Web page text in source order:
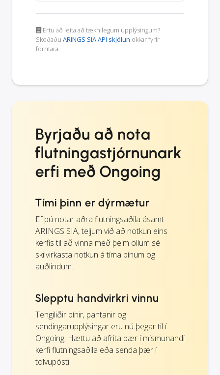
Ertu að leita að tæknilegum upplýsingum?
Skoðaðu ARINGS SIA API skjölun okkar fyrir
forritara.
Byrjaðu að nota
flutningastjórnunark
erfi með Ongoing
Tími þinn er dýrmætur
Ef þú notar aðra flutningsaðila ásamt
ARINGS SIA, teljum við að notkun eins
kerfis til að vinna með þeim öllum sé
skilvirkasta notkun á tíma þínum og
auðlindum.
Slepptu handvirkri vinnu
Tengiliðir þínir, pantanir og
sendingarupplýsingar eru nú þegar til í
Ongoing. Hættu að afrita þær í mismunandi
kerfi flutningsaðila eða senda þær í
tölvupósti.